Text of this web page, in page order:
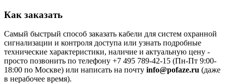
Как заказать
Самый быстрый способ заказать кабели для систем охранной
сигнализации и контроля доступа или узнать подробные
технические характеристики, наличие и актуальную цену -
просто позвонить по телефону +7 495 789-42-15 (Пн-Пт 9:00-
18:00 по Москве) или написать на почту info@pofaze.ru (даже
в нерабочее время).